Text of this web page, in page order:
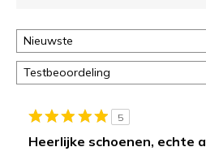
5
Heerlijke schoenen, echte